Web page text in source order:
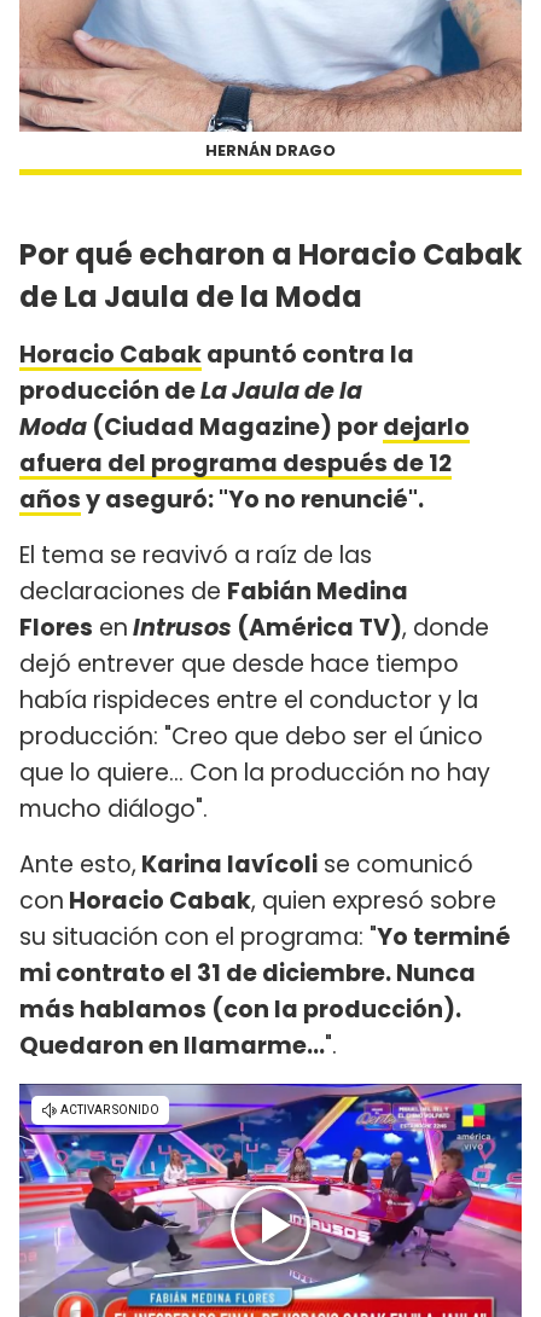
HERNÁN DRAGO
Por qué echaron a Horacio Cabak
de La Jaula de la Moda
Horacio Cabakapuntó contra la
producción deLa Jaula de la
Moda (Ciudad Magazine) pordejarlo
afuera del programa después de 12
añosy aseguró: "Yo no renuncié".
El tema se reavivó a raíz de las
declaraciones de Fabián Medina
Flores enIntrusos (América TV), donde
dejó entrever que desde hace tiempo
había rispideces entre el conductor y la
producción: "Creo que debo ser el único
que lo quiere... Con la producción no hay
mucho diálogo".
Ante esto, Karina Iavícoli se comunicó
con Horacio Cabak, quien expresó sobre
su situación con el programa: "Yo terminé
mi contrato el 31 de diciembre. Nunca
más hablamos (con la producción).
Quedaron en llamarme...".